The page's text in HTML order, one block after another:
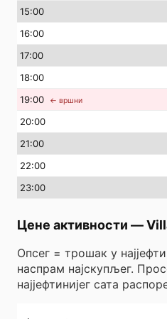
15:00
16:00
17:00
18:00
19:00 ← вршни
20:00
21:00
22:00
23:00
Цене активности —
Опсег = трошак у
наспрам најскупљег.
најјефтинијег сата